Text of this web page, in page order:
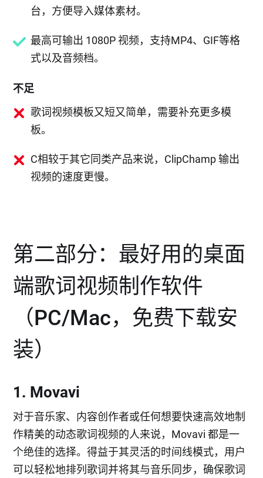
台，方便导入媒体素材。
最高可输出 1080P 视频，支持MP4、GIF等格
式以及音频档。
不足
歌词视频模板又短又简单，需要补充更多模
板。
C相较于其它同类产品来说，ClipChamp 输出
视频的速度更慢。
第二部分：最好用的桌面
端歌词视频制作软件
（PC/Mac，免费下载安
装）
1. Movavi
对于音乐家、内容创作者或任何想要快速高效地制
作精美的动态歌词视频的人来说，Movavi 都是一
个绝佳的选择。得益于其灵活的时间线模式，用户
可以轻松地排列歌词并将其与音乐同步，确保歌词